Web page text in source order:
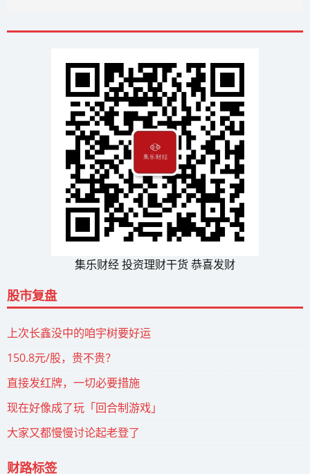
集乐财经 投资理财干货 恭喜发财
股市复盘
上次长鑫没中的咱宇树要好运
150.8元/股，贵不贵？
直接发红牌，一切必要措施
现在好像成了玩「回合制游戏」
大家又都慢慢讨论起老登了
财路标签